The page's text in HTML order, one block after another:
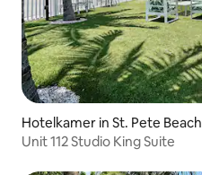
Hotelkamer in St. Pete Beach
Unit 112 Studio King Suite